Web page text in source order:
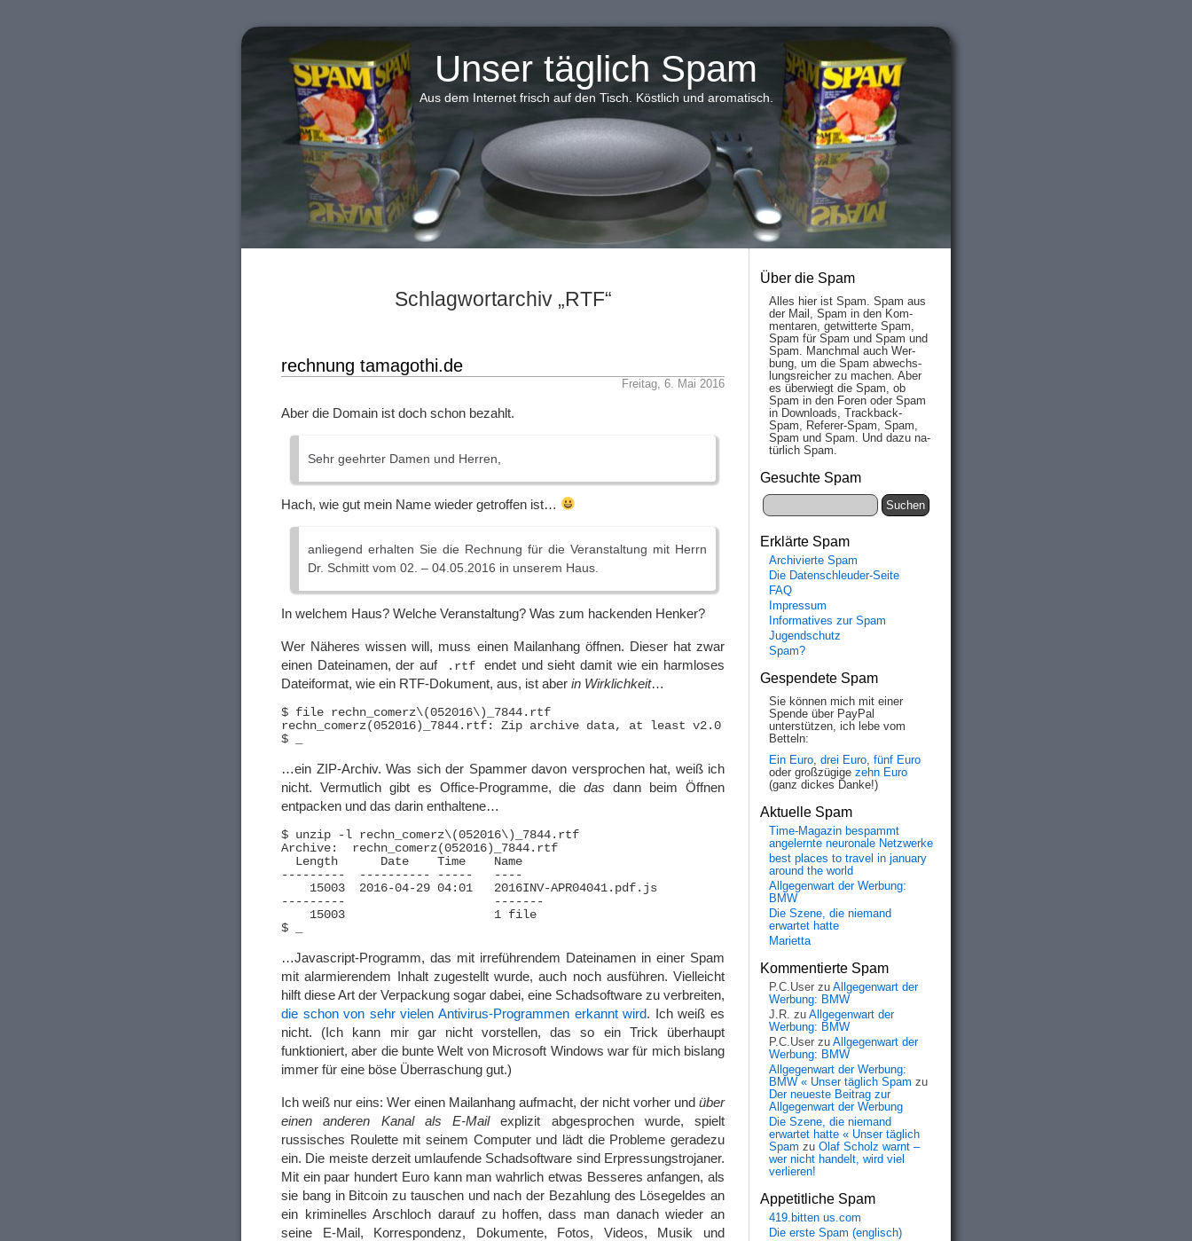
Unser täglich Spam
Aus dem Internet frisch auf den Tisch. Köstlich und aromatisch.
Schlagwortarchiv „RTF“
rechnung tamagothi.de
Freitag, 6. Mai 2016
Aber die Domain ist doch schon bezahlt.
Sehr geehrter Damen und Herren,
Hach, wie gut mein Name wieder getroffen ist…
anliegend erhalten Sie die Rechnung für die Veranstaltung mit Herrn
Dr. Schmitt vom 02. – 04.05.2016 in unserem Haus.
In welchem Haus? Welche Veranstaltung? Was zum hackenden Henker?
Wer Näheres wissen will, muss einen Mailanhang öffnen. Dieser hat zwar
einen Dateinamen, der auf
.rtf
endet und sieht damit wie ein harmloses
Dateiformat, wie ein RTF-Dokument, aus, ist aber in Wirklichkeit…
$ file rechn_comerz\(052016\)_7844.rtf
rechn_comerz(052016)_7844.rtf: Zip archive data, at least v2.0 to extract
…ein ZIP-Archiv. Was sich der Spammer davon versprochen hat, weiß ich
nicht. Vermutlich gibt es Office-Programme, diedas dann beim Öffnen
entpacken und das darin enthaltene…
$ unzip -l rechn_comerz\(052016\)_7844.rtf
Archive:  rechn_comerz(052016)_7844.rtf
  Length      Date    Time    Name
---------  ---------- -----   ----
    15003  2016-04-29 04:01   2016INV-APR04041.pdf.js
---------                     -------
    15003                     1 file
…Javascript-Programm, das mit irreführendem Dateinamen in einer Spam
mit alarmierendem Inhalt zugestellt wurde, auch noch ausführen. Vielleicht
hilft diese Art der Verpackung sogar dabei, eine Schadsoftware zu verbreiten,
die schon von sehr vielen Antivirus-Programmen erkannt wird. Ich weiß es
nicht. (Ich kann mir gar nicht vorstellen, das so ein Trick überhaupt
funktioniert, aber die bunte Welt von Microsoft Windows war für mich bislang
immer für eine böse Überraschung gut.)
Ich weiß nur eins: Wer einen Mailanhang aufmacht, der nicht vorher und über
einen anderen Kanal als E-Mailexplizit abgesprochen wurde, spielt
russisches Roulette mit seinem Computer und lädt die Probleme geradezu
ein. Die meiste derzeit umlaufende Schadsoftware sind Erpressungstrojaner.
Mit ein paar hundert Euro kann man wahrlich etwas Besseres anfangen, als
sie bang in Bitcoin zu tauschen und nach der Bezahlung des Lösegeldes an
ein kriminelles Arschloch darauf zu hoffen, dass man danach wieder an
seine E-Mail, Korrespondenz, Dokumente, Fotos, Videos, Musik und
Über die Spam
Alles hier ist Spam. Spam aus
der Mail, Spam in den Kom­
men­taren, ge­twit­ter­te Spam,
Spam für Spam und Spam und
Spam. Manch­mal auch Wer­
bung, um die Spam ab­wechs­
lungs­reich­er zu mach­en. Aber
es über­wiegt die Spam, ob
Spam in den Fo­ren oder Spam
in Down­loads, Track­back-
Spam, Re­fe­rer-Spam, Spam,
Spam und Spam. Und da­zu na­
tür­lich Spam.
Gesuchte Spam
Erklärte Spam
Archivierte Spam
Die Datenschleuder-Seite
FAQ
Impressum
Informatives zur Spam
Jugendschutz
Spam?
Gespendete Spam
Sie können mich mit einer
Spende über PayPal
unterstützen, ich lebe vom
Betteln:
Ein Euro, drei Euro, fünf Euro
oder großzügige zehn Euro
(ganz dickes Danke!)
Aktuelle Spam
Time-Magazin bespammt
angelernte neuronale Netzwerke
best places to travel in january
around the world
Allgegenwart der Werbung:
BMW
Die Szene, die niemand
erwartet hatte
Marietta
Kommentierte Spam
P.C.User zu Allgegenwart der
Werbung: BMW
J.R. zu Allgegenwart der
Werbung: BMW
P.C.User zu Allgegenwart der
Werbung: BMW
Allgegenwart der Werbung:
BMW « Unser täglich Spam zu
Der neueste Beitrag zur
Allgegenwart der Werbung
Die Szene, die niemand
erwartet hatte « Unser täglich
Spam zu Olaf Scholz warnt –
wer nicht handelt, wird viel
verlieren!
Appetitliche Spam
419.bitten us.com
Die erste Spam (englisch)